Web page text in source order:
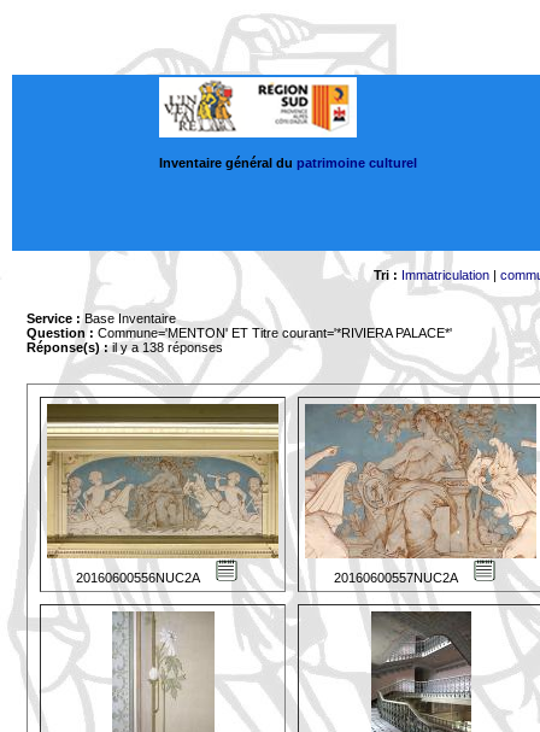
Inventaire général du patrimoine culturel
Tri : Immatriculation|
Service : Base Inventaire
Question : Commune='MENTON' ET Titre courant='*RIVIERA PALACE*'
Réponse(s) :il y a 138 réponses
20160600556NUC2A 20160600557NUC2A